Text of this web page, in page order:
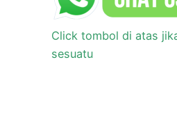
Click tombol di atas
sesuatu